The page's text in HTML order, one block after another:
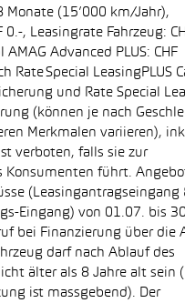
Monate (15’000 km/Jahr),
0.-, Leasingrate Fahrzeug:
Advanced PLUS: CHF
Rate Special LeasingPLUS
und Rate Special
(können je nach
Merkmalen variieren),
verboten, falls sie zur
Konsumenten führt.
(Leasingantragseingang
Eingang) von 01.07. bis
bei Finanzierung über die
darf nach Ablauf des
älter als 8 Jahre alt sein
ist massgebend). Der